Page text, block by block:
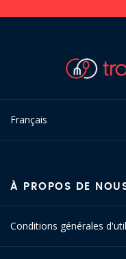
Français
À PROPOS DE
Conditions générales